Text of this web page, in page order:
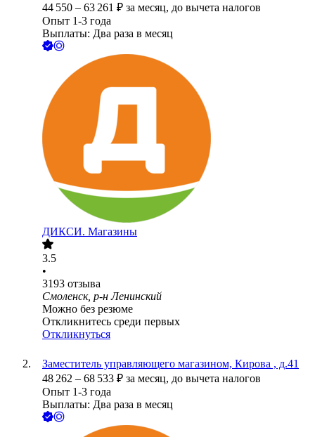
44 550 – 63 261 ₽ за месяц, до вычета налогов
Опыт 1-3 года
Выплаты: Два раза в месяц
ДИКСИ. Магазины
3.5
•
3193 отзыва
Смоленск, р-н Ленинский
Можно без резюме
Откликнитесь среди первых
Откликнуться
Заместитель управляющего магазином, Кирова , д.41
48 262 – 68 533 ₽ за месяц, до вычета налогов
Опыт 1-3 года
Выплаты: Два раза в месяц